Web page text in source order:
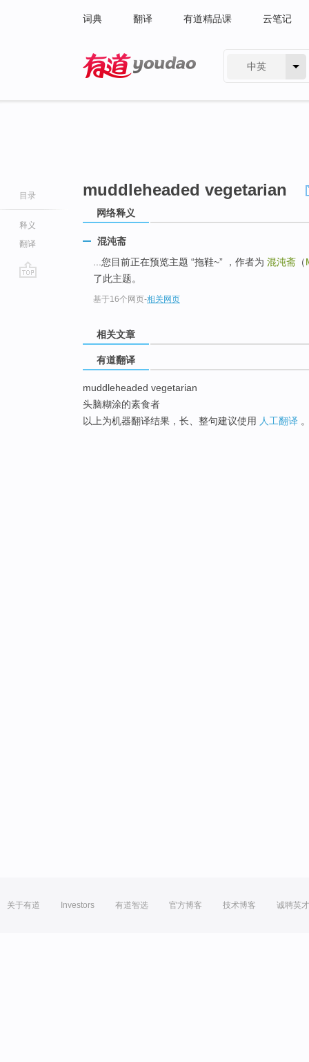
词典 翻译 有道精品课 云笔记
中英
目录
释义
翻译
muddleheaded vegetarian
网络释义
混沌斋
...您目前正在预览主题 “拖鞋~” ，作者为 混沌斋 （
了此主题。
基于16个网页-相关网页
相关文章
有道翻译
muddleheaded vegetarian
头脑糊涂的素食者
以上为机器翻译结果，长、整句建议使用 人工翻译
关于有道 Investors 有道智选 官方博客 技术博客 诚聘英才